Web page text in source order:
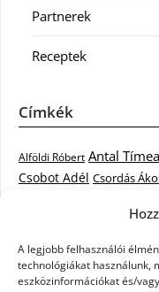
A legjobb felhasználói
technológiákat használunk,
eszközinformációkat és/
Partnerek
Receptek
Címkék
Alföldi Róbert Antal Tímea
Csobot Adél Csordás
Krasznai Tünde Like LiL C.
Nagy Feró Oláh Gergő